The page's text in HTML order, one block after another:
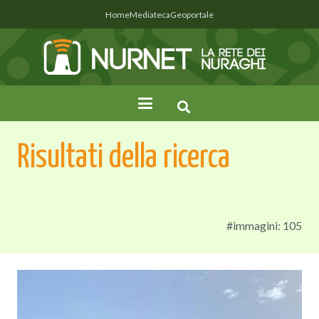
HomeMediatecaGeoportale
Risultati della ricerca
#immagini: 105